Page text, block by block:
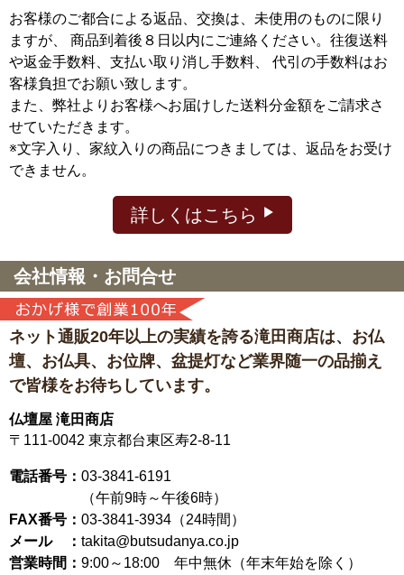
お客様のご都合による返品、交換は、未使用のものに限り
ますが、
商品到着後８日以内にご連絡ください。往復送料
や返金手数料、支払い取り消し手数料、 代引の手数料はお
客様負担でお願い致します。
また、弊社よりお客様へお届けした送料分金額をご請求さ
せていただきます。
※文字入り、家紋入りの商品につきましては、返品をお受け
できません。
詳しくはこちら
会社情報・お問合せ
ネット通販20年以上の実績を誇る滝田商店は、 お仏
壇、お仏具、お位牌、盆提灯など業界随一の品揃え
で皆様をお待ちしています。
仏壇屋 滝田商店
〒111-0042 東京都台東区寿2-8-11
電話番号： 03-3841-6191
（午前9時～午後6時）
FAX番号： 03-3841-3934（24時間）
メール ： takita@butsudanya.co.jp
営業時間： 9:00～18:00 年中無休（年末年始を除く）